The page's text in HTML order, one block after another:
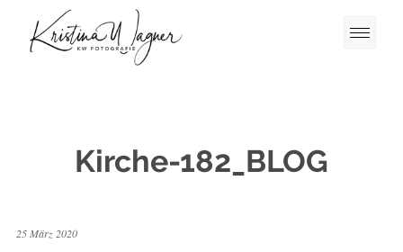
Kirche-182_BLOG
25 März 2020